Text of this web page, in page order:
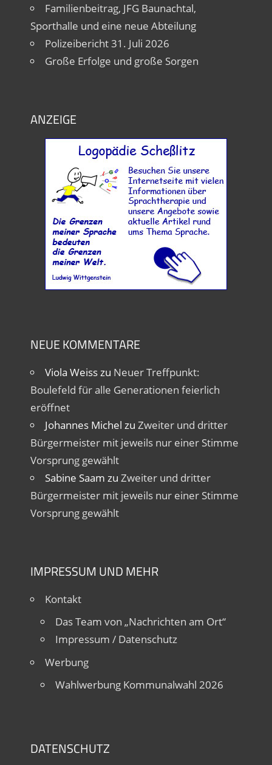
Familienbeitrag, JFG Baunachtal,
Sporthalle und eine neue Abteilung
Polizeibericht 31. Juli 2026
Große Erfolge und große Sorgen
ANZEIGE
NEUE KOMMENTARE
Viola Weisszu Neuer Treffpunkt:
Boulefeld für alle Generationen feierlich
eröffnet
Johannes Michel zu Zweiter und dritter
Bürgermeister mit jeweils nur einer Stimme
Vorsprung gewählt
Sabine Saam zu Zweiter und dritter
Bürgermeister mit jeweils nur einer Stimme
Vorsprung gewählt
IMPRESSUM UND MEHR
Kontakt
Das Team von „Nachrichten am Ort“
Impressum / Datenschutz
Werbung
Wahlwerbung Kommunalwahl 2026
DATENSCHUTZ